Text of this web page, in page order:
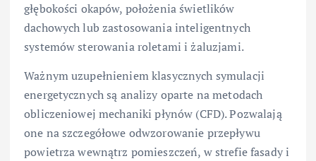
głębokości okapów, położenia świetlików
dachowych lub zastosowania inteligentnych
systemów sterowania roletami i żaluzjami.
Ważnym uzupełnieniem klasycznych symulacji
energetycznych są analizy oparte na metodach
obliczeniowej mechaniki płynów (CFD). Pozwalają
one na szczegółowe odwzorowanie przepływu
powietrza wewnątrz pomieszczeń, w strefie fasady i